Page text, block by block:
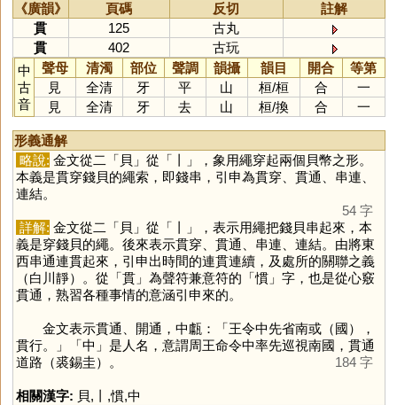
《廣韻》 頁碼 反切
註解
貫
125
古丸
貫
402
古玩
中
古
音
聲母 清濁 部位 聲調 韻攝 韻目 開合
等第
見
全清 牙 平 山 桓/桓 合
一
見
全清 牙 去 山 桓/換 合 一
形義通解
略說: 金文從二「 貝 」從「
」，象用繩穿起兩個貝幣之形。
本義是貫穿錢貝的繩索，即錢串，引申為貫穿、貫通、串連、
連結。
54 字
詳解: 金文從二「 貝 」從「
」，表示用繩把錢貝串起來，本
義是穿錢貝的繩。後來表示貫穿、貫通、串連、連結。由將東
西串通連貫起來，引申出時間的連貫連續，及處所的關聯之義
（白川靜）。從「貫」為聲符兼意符的「慣」字，也是從心竅
貫通，熟習各種事情的意涵引申來的。
金文表示貫通、開通，中甗：「王令中先省南或（國），
貫行。」「中 」是人名，意謂周王命令中率先巡視南國，貫通
道路（裘錫圭）。
184 字
相關漢字: 貝, ,慣,中